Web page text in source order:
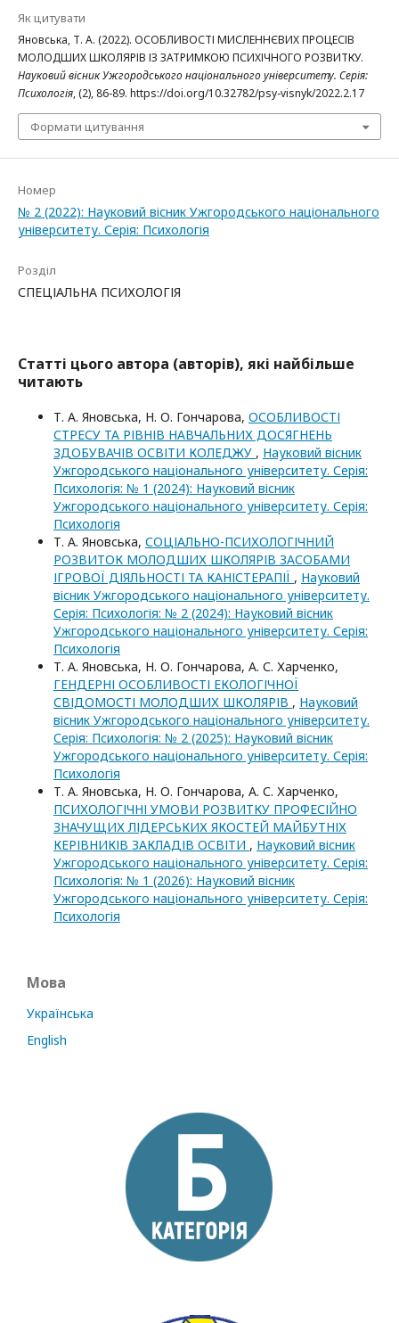
Як цитувати
Яновська, Т. А. (2022). ОСОБЛИВОСТІ МИСЛЕННЄВИХ ПРОЦЕСІВ
МОЛОДШИХ ШКОЛЯРІВ ІЗ ЗАТРИМКОЮ ПСИХІЧНОГО РОЗВИТКУ.
Науковий вісник Ужгородського національного університету. Серія:
Психологія, (2), 86-89. https://doi.org/10.32782/psy-visnyk/2022.2.17
Формати цитування
Номер
№ 2 (2022): Науковий вісник Ужгородського національного
університету. Серія: Психологія
Розділ
СПЕЦІАЛЬНА ПСИХОЛОГІЯ
Статті цього автора (авторів), які найбільше
читають
Т. А. Яновська, Н. О. Гончарова, ОСОБЛИВОСТІ
СТРЕСУ ТА РІВНІВ НАВЧАЛЬНИХ ДОСЯГНЕНЬ
ЗДОБУВАЧІВ ОСВІТИ КОЛЕДЖУ , Науковий вісник
Ужгородського національного університету. Серія:
Психологія: № 1 (2024): Науковий вісник
Ужгородського національного університету. Серія:
Психологія
Т. А. Яновська, СОЦІАЛЬНО-ПСИХОЛОГІЧНИЙ
РОЗВИТОК МОЛОДШИХ ШКОЛЯРІВ ЗАСОБАМИ
ІГРОВОЇ ДІЯЛЬНОСТІ ТА КАНІСТЕРАПІЇ , Науковий
вісник Ужгородського національного університету.
Серія: Психологія: № 2 (2024): Науковий вісник
Ужгородського національного університету. Серія:
Психологія
Т. А. Яновська, Н. О. Гончарова, А. С. Харченко,
ГЕНДЕРНІ ОСОБЛИВОСТІ ЕКОЛОГІЧНОЇ
СВІДОМОСТІ МОЛОДШИХ ШКОЛЯРІВ , Науковий
вісник Ужгородського національного університету.
Серія: Психологія: № 2 (2025): Науковий вісник
Ужгородського національного університету. Серія:
Психологія
Т. А. Яновська, Н. О. Гончарова, А. С. Харченко,
ПСИХОЛОГІЧНІ УМОВИ РОЗВИТКУ ПРОФЕСІЙНО
ЗНАЧУЩИХ ЛІДЕРСЬКИХ ЯКОСТЕЙ МАЙБУТНІХ
КЕРІВНИКІВ ЗАКЛАДІВ ОСВІТИ , Науковий вісник
Ужгородського національного університету. Серія:
Психологія: № 1 (2026): Науковий вісник
Ужгородського національного університету. Серія:
Психологія
Мова
Українська
English